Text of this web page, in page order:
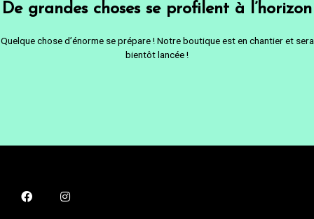
De grandes choses se profilent à l’horizon
Quelque chose d’énorme se prépare ! Notre boutique est en chantier et sera
bientôt lancée !